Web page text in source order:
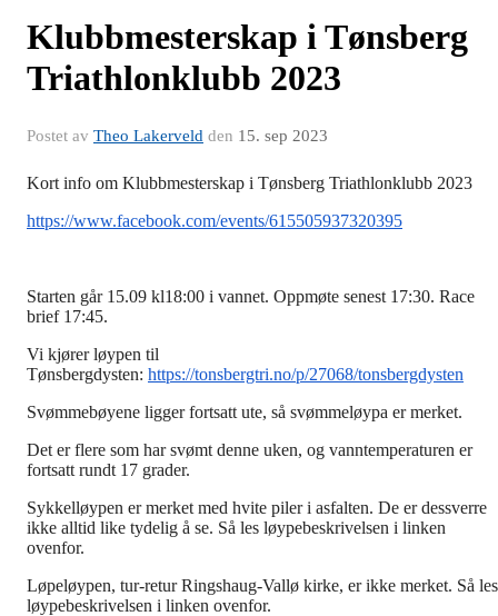
Klubbmesterskap i Tønsberg
Triathlonklubb 2023
Postet av Theo Lakerveld den 15. sep 2023
Kort info om Klubbmesterskap i Tønsberg Triathlonklubb 2023
https://www.facebook.com/events/615505937320395
Starten går 15.09 kl18:00 i vannet. Oppmøte senest 17:30. Race
brief 17:45.
Vi kjører løypen til
Tønsbergdysten: https://tonsbergtri.no/p/27068/tonsbergdysten
Svømmebøyene ligger fortsatt ute, så svømmeløypa er merket.
Det er flere som har svømt denne uken, og vanntemperaturen er
fortsatt rundt 17 grader.
Sykkelløypen er merket med hvite piler i asfalten. De er dessverre
ikke alltid like tydelig å se. Så les løypebeskrivelsen i linken
ovenfor.
Løpeløypen, tur-retur Ringshaug-Vallø kirke, er ikke merket. Så les
løypebeskrivelsen i linken ovenfor.